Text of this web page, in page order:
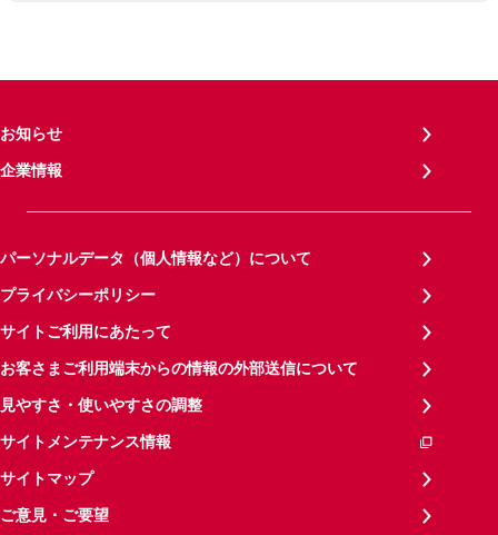
お知らせ
企業情報
パーソナルデータ（個人情報など）について
プライバシーポリシー
サイトご利用にあたって
お客さまご利用端末からの情報の外部送信について
見やすさ・使いやすさの調整
サイトメンテナンス情報
サイトマップ
ご意見・ご要望